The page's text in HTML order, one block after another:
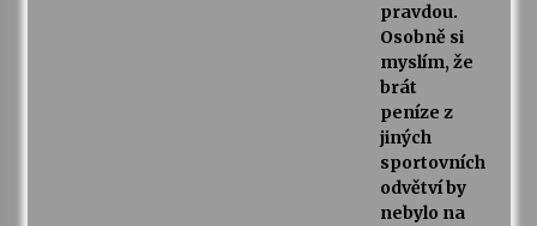
pravdou.
Osobně si
myslím, že
brát
peníze z
jiných
sportovních
odvětví by
nebylo na